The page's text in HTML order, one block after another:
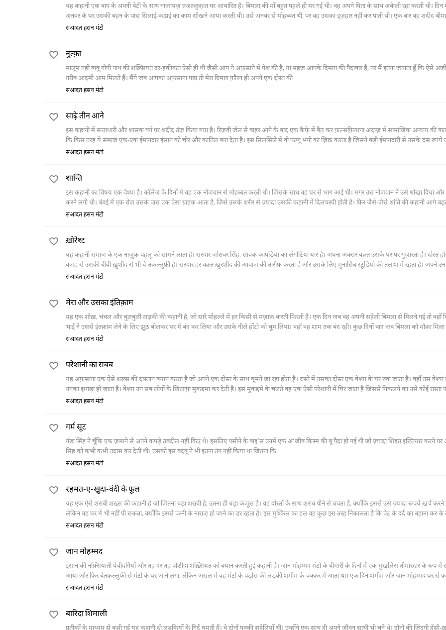
यह कहानी एक बाप के अपनी बेटी के साथ नाजायज़ तअल्लुक़़ात पर आधारित है। बिमला की माँ बहुत पहले ही मर गई थी। वह अपने पिता के साथ अकेली रहा करती थी। दिन
अनवर के घर उसकी बहन के पास सिलाई-कढ़ाई का काम सीखने आया करती थी। उसे अनवर से मोहब्बत थी, पर वह उसका इज़हार नहीं कर पाती थी। एक बार वह शदीद
उसने अनवर के घर आना छोड़ दिया। बाद में पता चला कि उसके यहाँ मरा हुआ बच्चा पैदा हुआ था, जो उसी के बाप का था।
सआदत हसन मंटो
नुत्फ़ा
मालूम नहीं बाबू गोपी नाथ की शख़्सियत दर-हक़ीक़त ऐसी ही थी जैसी आप ने अफ़साने में पेश की है, या महज़ आपके दिमाग़ की पैदावार है, पर मैं इतना जानता हूँ कि ऐसे
ग़रीब आदमी आम मिलते हैं। मैंने जब आपका अफ़साना पढ़ा तो मेरा दिमाग़ फ़ौरन ही अपने एक दोस्त की
सआदत हसन मंटो
साढ़े तीन आने
इस कहानी में सत्ताधारी और शासक वर्ग पर शदीद तंज़ किया गया है। रिज़वी जेल से बाहर आने के बाद एक कैफे़ में बैठ कर फ़ल्सफ़ियाना अंदाज़ में सामाजिक अन्याय की
कि किस तरह ये समाज एक-एक ईमानदार इंसान को चोर और क़ातिल बना देता है। इस सिलसिले में वो फग्गू भंगी का ज़िक्र करता है जिसने बड़ी ईमानदारी से उसके दस
पहुँचाए थे। ये वही फग्गू भंगी है जिसको वक़्त पर तनख़्वाह न मिलने की वजह से साढे़ तीन आने चोरी करने पड़ते हैं और उसे एक साल की सज़ा मिलती है।
सआदत हसन मंटो
शान्ति
इस कहानी का विषय एक वेश्या है। कॉलेज के दिनों में वह एक नौजवान से मोहब्बत करती थी। जिसके साथ वह घर से भाग आई थी। मगर उस नौजवान ने उसे धोखा दिया और
करने लगी थी। बंबई में एक रोज़ उसके पास एक ऐसा ग्राहक आता है, जिसे उसके शरीर से ज़्यादा उसकी कहानी में दिलचस्पी होती है। फिर जैसे-जैसे शांति की कहानी आगे
व्यक्ति उसमें डूबता जाता है और आख़िर में शांति से शादी कर लेता है।
सआदत हसन मंटो
ख़ोरेश्ट
यह कहानी समाज के एक नाज़ुक पहलू को सामने लाता है। सरदार ज़ोरावर सिंह, सावक कापड़िया का लंगोटिया यार है। अपना अक्सर वक़्त उसके घर पर गुज़ारता है। दोस्त
वजह से उसकी बीवी ख़ुर्शीद से भी बे-तकल्लुफ़ी है। सरदार हर वक़्त ख़ुरशीद की आवाज़ की तारीफ़ करता है और उसके लिए मुनासिब स्टूडियो की तलाश में रहता है। अपने उन
वो ख़ुर्शीद को राम कर के उससे शादी कर लेता है।
सआदत हसन मंटो
मेरा और उसका इंतिक़ाम
यह एक शोख़, चंचल और चुलबुली लड़की की कहानी है, जो सारे मोहल्ले में हर किसी से मज़ाक़ करती फिरती है। एक दिन जब वह अपनी सहेली बिमला से मिलने गई तो वहाँ
भाई ने उससे इंतक़ाम लेने के लिए झूठ बोलकर घर में बंद कर लिया और उसके गीले होंटो को चूम लिया। वहाँ वह शाम तक बंद रही। कुछ दिनों बाद जब बिमला को मौक़ा मिला
अपना इंतक़ाम लेने से पीछे नहीं रही।
सआदत हसन मंटो
परेशानी का सबब
यह अफ़साना एक ऐसे शख़्स की दास्तान बयान करता है जो अपने एक दोस्त के साथ घूमने जा रहा होता है। रास्ते में उसका दोस्त एक वेश्या के घर रुक जाता है। वहाँ उस
उनका झगड़ा हो जाता है। वेश्या उन सब लोगों के ख़िलाफ़़ मुक़द्दमा कर देती है। इस मुकद्दमे के चलते वह एक ऐसी परेशानी में घिर जाता है जिससे निकलने का उसे कोई रास्ता
आता।
सआदत हसन मंटो
गर्म सूट
गंडा सिंह ने चूँकि एक ज़माने से अपने कपड़े तबदील नहीं किए थे। इसलिए पसीने के बाइ’स उनमें एक अ’जीब क़िस्म की बू पैदा हो गई थी जो ज़्यादा शिद्दत इख़्तियार करने पर
सिंह को कभी कभी उदास कर देती थी। उसको इस बदबू ने भी इतना तंग नहीं किया था जितना कि
सआदत हसन मंटो
रहमत-ए-खु़दा-वंदी के फूल
यह एक ऐसे शराबी शख़्स की कहानी है जो जितना बड़ा शराबी है, उतना ही बड़ा कंजूस है। वह दोस्तों के साथ शराब पीने से बचता है, क्योंकि इससे उसे ज़्यादा रूपये ख़र्च करने
लेकिन वह घर में भी नहीं पी सकता, क्योंकि इससे पत्नी के नाराज़़ हो जाने का डर रहता है। इस मुश्किल का हल वह कुछ इस तरह निकालता है कि पेट के दर्द का बहाना कर के
बोतल में शराब ले आता है और बीवी से हर पंद्रह मिनट के बाद एक ख़ुराक देने के लिए कहता है। इससे उसकी यह मुश्किल तो हल हो जाती है। मगर एक दूसरी मुश्किल उस वक़्त
सआदत हसन मंटो
जान मोहम्मद
इंसान की नफ़्सियाती पेचीदगियों और तह दर तह पोशीदा शख़्सियत को बयान करती हुई कहानी है। जान मोहम्मद मंटो के बीमारी के दिनों में एक मुख़लिस तीमारदार के रूप में
आया और फिर बेतकल्लुफी से मंटो के घर आने लगा, लेकिन असल में वह मंटो के पड़ोस की लड़की शमीम के चक्कर में आता था। एक दिन शमीम और जान मोहम्मद घर से
जाते हैं, तब उसकी असलियत पता चलती है।
सआदत हसन मंटो
बारिदा शिमाली
प्रतीकों के माध्यम से कही गई यह कहानी दो लड़कियों के गिर्द घूमती हैं। वे दोनों पक्की सहेलियाँ थीं। उन्होंने एक साथ ही अपने जीवन साथी भी चुने थे। दोनों की ज़िंदगी